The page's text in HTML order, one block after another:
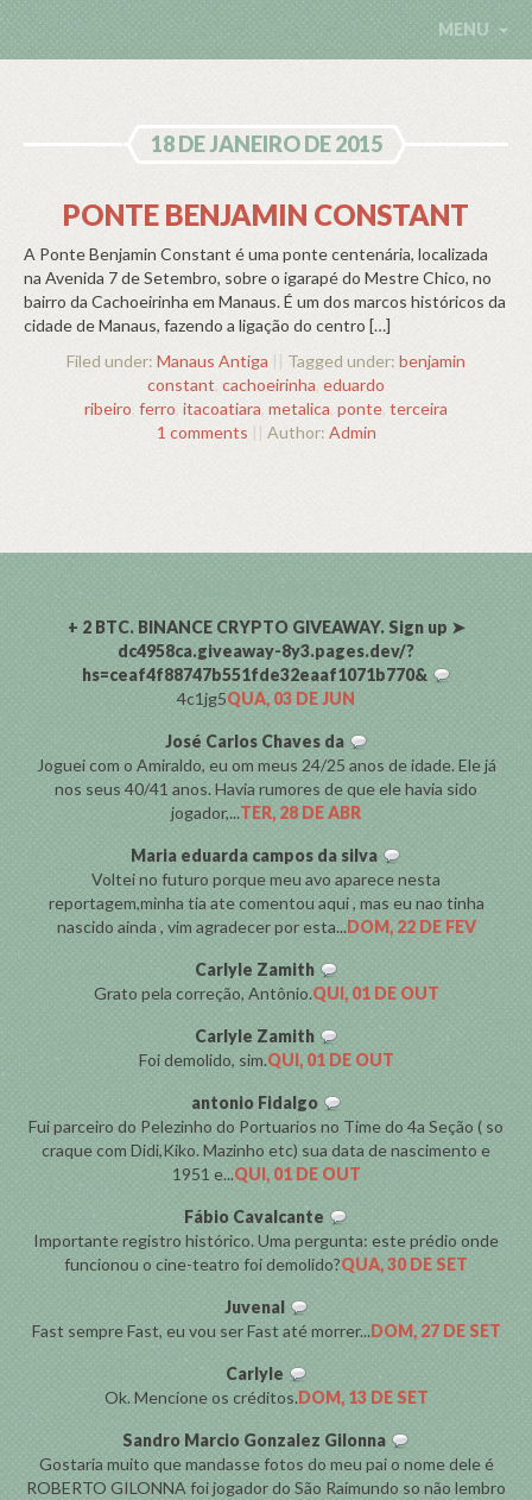
MENU
18 DE JANEIRO DE 2015
PONTE BENJAMIN CONSTANT
A Ponte Benjamin Constant é uma ponte centenária, localizada
na Avenida 7 de Setembro, sobre o igarapé do Mestre Chico, no
bairro da Cachoeirinha em Manaus. É um dos marcos históricos da
cidade de Manaus, fazendo a ligação do centro […]
Filed under: Manaus Antiga || Tagged under: benjamin
constant, cachoeirinha, eduardo
ribeiro, ferro, itacoatiara, metalica, ponte, terceira
1 comments || Author: Admin
+ 2 BTC. BINANCE CRYPTO GIVEAWAY. Sign up ➤
dc4958ca.giveaway-8y3.pages.dev/?
hs=ceaf4f88747b551fde32eaaf1071b770&
4c1jg5QUA, 03 DE JUN
José Carlos Chaves da
Joguei com o Amiraldo, eu om meus 24/25 anos de idade. Ele já
nos seus 40/41 anos. Havia rumores de que ele havia sido
jogador,...TER, 28 DE ABR
Maria eduarda campos da silva
Voltei no futuro porque meu avo aparece nesta
reportagem,minha tia ate comentou aqui , mas eu nao tinha
nascido ainda , vim agradecer por esta...DOM, 22 DE FEV
Carlyle Zamith
Grato pela correção, Antônio.QUI, 01 DE OUT
Carlyle Zamith
Foi demolido, sim.QUI, 01 DE OUT
antonio Fidalgo
Fui parceiro do Pelezinho do Portuarios no Time do 4a Seção ( so
craque com Didi,Kiko. Mazinho etc) sua data de nascimento e
1951 e...QUI, 01 DE OUT
Fábio Cavalcante
Importante registro histórico. Uma pergunta: este prédio onde
funcionou o cine-teatro foi demolido?QUA, 30 DE SET
Juvenal
Fast sempre Fast, eu vou ser Fast até morrer...DOM, 27 DE SET
Carlyle
Ok. Mencione os créditos.DOM, 13 DE SET
Sandro Marcio Gonzalez Gilonna
Gostaria muito que mandasse fotos do meu pai o nome dele é
ROBERTO GILONNA foi jogador do São Raimundo so não lembro